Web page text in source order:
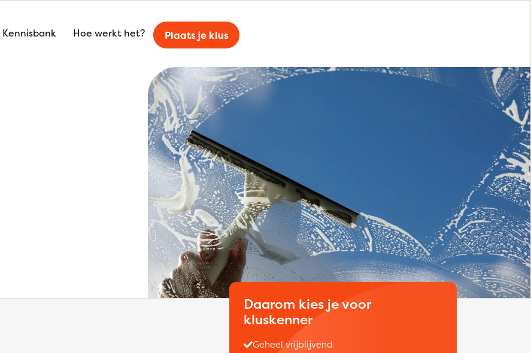
Kennisbank Hoe werkt het? Plaats je klus
Daarom kies je voor
kluskenner
Geheel vrijblijvend